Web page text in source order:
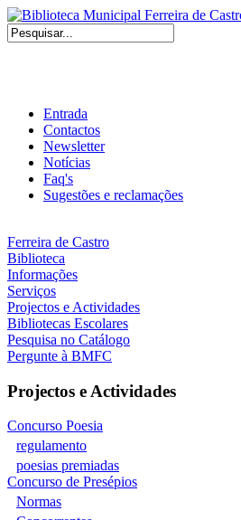
Entrada
Contactos
Newsletter
Notícias
Faq's
Sugestões e reclamações
Ferreira de Castro
Biblioteca
Informações
Serviços
Projectos e Actividades
Bibliotecas Escolares
Pesquisa no Catálogo
Pergunte à BMFC
Projectos e Actividades
Concurso Poesia
regulamento
poesias premiadas
Concurso de Presépios
Normas